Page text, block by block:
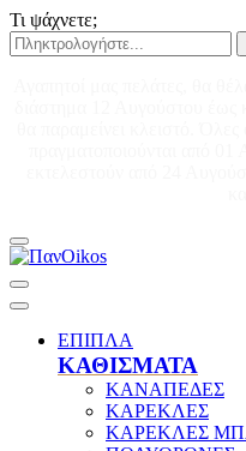
Τι ψάχνετε;
ΕΠΙΠΛΑ
ΚΑΘΙΣΜΑΤΑ
ΚΑΝΑΠΕΔΕΣ
ΚΑΡΕΚΛΕΣ
ΚΑΡΕΚΛΕΣ